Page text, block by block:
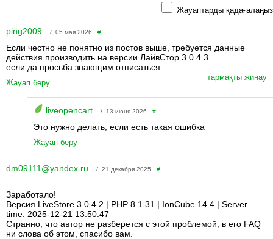
Жауаптарды қадағалаңыз
ping2009 / 05 мая 2026 #
Если честно не понятно из постов выше, требуется данные
действия производить на версии ЛайвСтор 3.0.4.3
если да просьба знающим отписаться
Жауап беру
тармақты жинау
liveopencart / 13 июня 2026 #
Это нужно делать, если есть такая ошибка
Жауап беру
dm09111@yandex.ru / 21 декабря 2025 #
Заработало!
Версия LiveStore 3.0.4.2 | PHP 8.1.31 | IonCube 14.4 | Server
time: 2025-12-21 13:50:47
Странно, что автор не разберется с этой проблемой, в его FAQ
ни слова об этом, спасибо вам.